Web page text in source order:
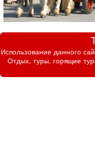
Использование данного
Отдых, туры, горящие